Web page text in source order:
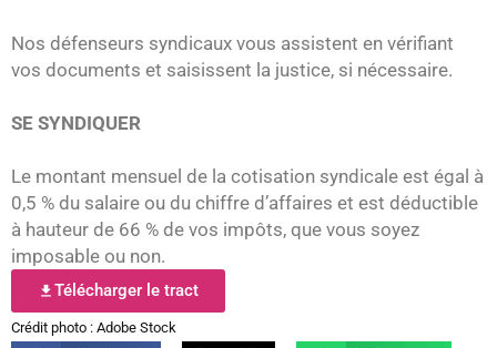
Nos défenseurs syndicaux vous assistent en vérifiant
vos documents et saisissent la justice, si nécessaire.
SE SYNDIQUER
Le montant mensuel de la cotisation syndicale est égal à
0,5 % du salaire ou du chiffre d’affaires et est déductible
à hauteur de 66 % de vos impôts, que vous soyez
imposable ou non.
Télécharger le tract
Crédit photo : Adobe Stock